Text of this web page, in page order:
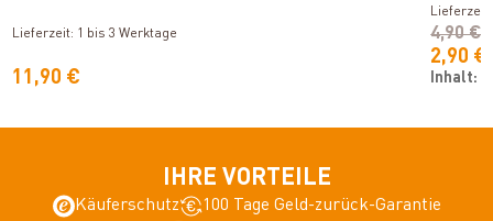
Lieferzeit: 1 bis 3 Werktage
11,90 €
2,90 €
4,90 €
Inhalt:
IHRE VORTEILE
Käuferschutz
100 Tage Geld-zurück-Garantie